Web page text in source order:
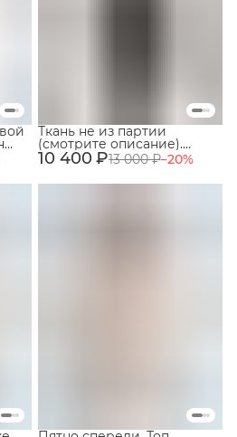
10 400 ₽13 000 ₽−20%
Ткань не из партии
(смотрите описание).
Юбка Астер из шерсти
100%. Цвет чёрный.
Размер 46. №88,89